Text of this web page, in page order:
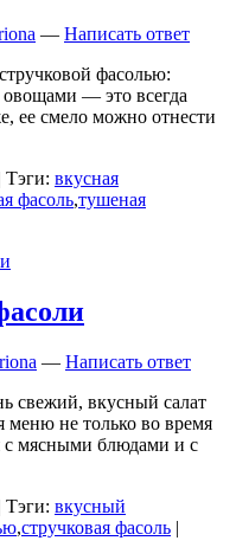
— Написать ответ
фасолью:
овощами — это всегда
ее смело можно отнести
Тэги: вкусная
фасоль,тушеная
— Написать ответ
свежий, вкусный салат
меню не только во время
с мясными блюдами и с
Тэги: вкусный
,стручковая фасоль |